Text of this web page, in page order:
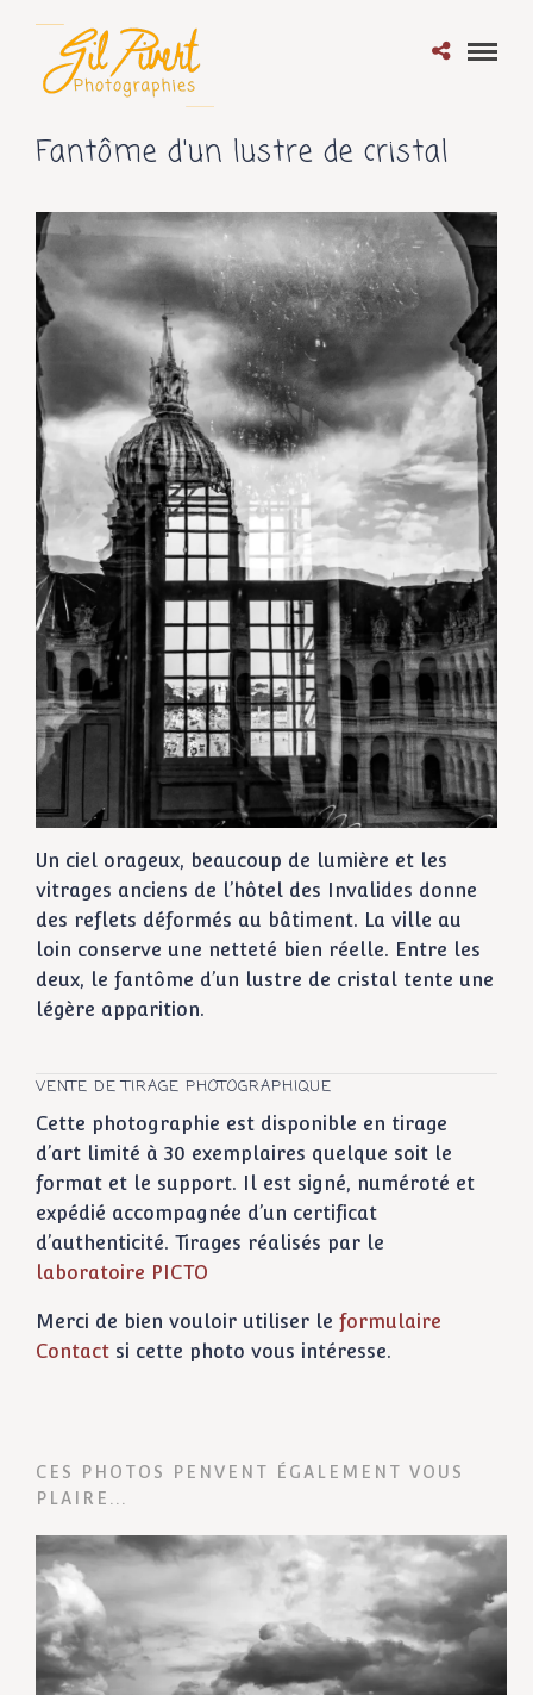
Fantôme d'un lustre de cristal
Un ciel orageux, beaucoup de lumière et les
vitrages anciens de l’hôtel des Invalides donne
des reflets déformés au bâtiment. La ville au
loin conserve une netteté bien réelle. Entre les
deux, le fantôme d’un lustre de cristal tente une
légère apparition.
VENTE DE TIRAGE PHOTOGRAPHIQUE
Cette photographie est disponible en tirage
d’art limité à 30 exemplaires quelque soit le
format et le support. Il est signé, numéroté et
expédié accompagnée d’un certificat
d’authenticité. Tirages réalisés par le
laboratoire PICTO
Merci de bien vouloir utiliser le formulaire
Contact si cette photo vous intéresse.
CES PHOTOS PENVENT ÉGALEMENT VOUS
PLAIRE...